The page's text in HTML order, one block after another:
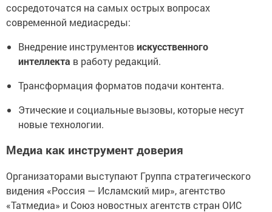
сосредоточатся на самых острых вопросах
современной медиасреды:
Внедрение инструментовискусственного
интеллекта в работу редакций.
Трансформация форматов подачи контента.
Этические и социальные вызовы, которые несут
новые технологии.
Медиа как инструмент доверия
Организаторами выступают Группа стратегического
видения «Россия — Исламский мир», агентство
«Татмедиа» и Союз новостных агентств стран ОИС